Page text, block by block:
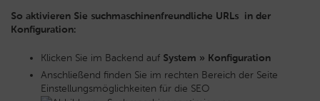
So aktivieren Sie suchmaschinenfreundliche URLs in der
Konfiguration:
Klicken Sie im Backend auf System » Konfiguration
Anschließend finden Sie im rechten Bereich der Seite
Einstellungsmöglichkeiten für die SEO